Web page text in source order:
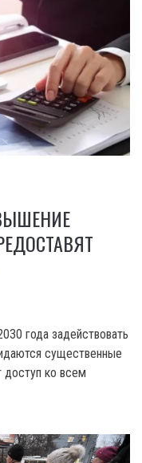
года задействовать
существенные
доступ ко всем